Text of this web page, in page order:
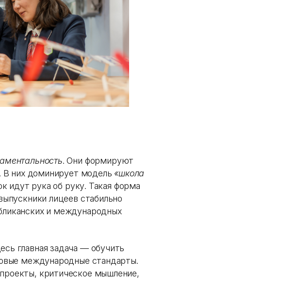
. Они формируют
В них доминирует модель «школа
идут рука об руку. Такая форма
лицеев стабильно
и международных
главная задача — обучить
международные стандарты.
критическое мышление,